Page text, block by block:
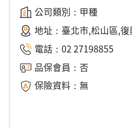
公司類別：甲種
地址： 臺北市,松山區,
電話： 02 27198855
品保會員：否
保險資料：無